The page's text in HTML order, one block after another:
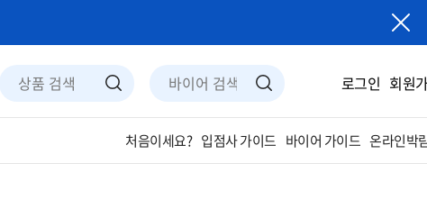
로그인 회원
처음이세요? 입점사 가이드 바이어 가이드 온라인박